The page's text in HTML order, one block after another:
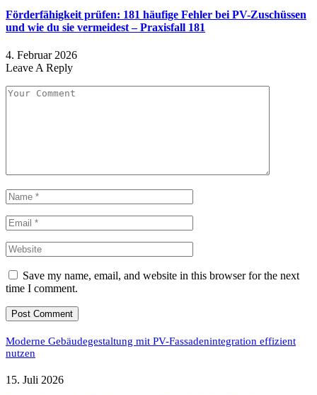
Förderfähigkeit prüfen: 181 häufige Fehler bei PV-Zuschüssen
und wie du sie vermeidest – Praxisfall 181
4. Februar 2026
Leave A Reply
Save my name, email, and website in this browser for the next
time I comment.
Moderne Gebäudegestaltung mit PV-Fassadenintegration effizient
nutzen
15. Juli 2026